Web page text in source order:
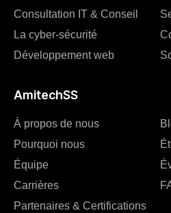
Consultation IT & Conseil
La cyber-sécurité
Développement web
AmitechSS
À propos de nous
Pourquoi nous
Équipe
Carrières
Partenaires & Certifications